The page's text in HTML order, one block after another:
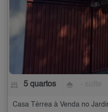
5 quartos
Casa Térrea à Venda no